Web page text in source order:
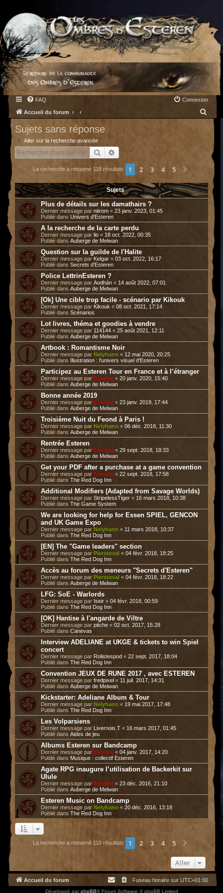
FAQ Connexion
Accueil du forum
c
h
Sujets sans réponse
Aller sur la recherche avancée
Rechercher
La recherche a retourné 118 résultats 1 2 3 4 5
Sujets
Plus de détails sur les damathairs ?
Dernier message par nitrom « 23 janv. 2023, 01:45
Publié dans Univers d'Esteren
A la recherche de la carte perdu
Dernier message par lio « 18 oct. 2022, 00:35
Publié dans Auberge de Melwan
Question sur la guilde de l'Halite
Dernier message par Kelgar « 03 oct. 2022, 16:17
Publié dans Secrets d'Esteren
Police LettrinEsteren ?
Dernier message par Aodhán « 14 août 2022, 07:01
Publié dans Auberge de Melwan
[Ok] Une cible trop facile - scénario par Kikouk
Dernier message par Kikouk « 08 oct. 2021, 17:14
Publié dans Scénarios
Lot livres, théma et goodies à vendre
Dernier message par 114144 « 25 août 2021, 12:11
Publié dans Auberge de Melwan
Artbook : Romantisme Noir
Dernier message par Nelyhann « 12 mai 2020, 20:25
Publié dans
Illustration : l'univers visuel d'Esteren
Participez au Esteren Tour en France et à l’étranger
Dernier message par Esteren « 20 janv. 2020, 15:40
Publié dans Auberge de Melwan
Bonne année 2019
Dernier message par Esteren « 23 janv. 2019, 17:44
Publié dans Auberge de Melwan
Troisième Nuit du Feond à Paris !
Dernier message par Nelyhann « 06 déc. 2018, 11:30
Publié dans Auberge de Melwan
Rentrée Esteren
Dernier message par Esteren « 29 sept. 2018, 18:33
Publié dans Auberge de Melwan
Get your PDF after a purchase at a game convention
Dernier message par Esteren « 22 sept. 2018, 17:58
Publié dans The Red Dog Inn
Additional Modifiers (Adapted from Savage Worlds)
Dernier message par StripelessTiger « 16 mars 2018, 10:38
Publié dans The Game System
We are looking for help for Essen SPIEL, GENCON
and UK Game Expo
Dernier message par Nelyhann « 11 mars 2018, 10:37
Publié dans The Red Dog Inn
[EN] The "Game leaders" section
Dernier message par Pierstoval « 04 févr. 2018, 18:25
Publié dans The Red Dog Inn
Accès au forum des meneurs "Secrets d'Esteren"
Dernier message par Pierstoval « 04 févr. 2018, 18:22
Publié dans Auberge de Melwan
LFG: SoE - Warlords
Dernier message par Iseir « 04 févr. 2018, 00:59
Publié dans The Red Dog Inn
[OK] Hantise à l'angarde de Viltre
Dernier message par pitche « 02 oct. 2017, 15:28
Publié dans Canevas
Interview ADELIANE at UKGE & tickets to win Spiel
concert
Dernier message par Rolistespod « 22 sept. 2017, 18:04
Publié dans The Red Dog Inn
Convention JEUX DE RUNE 2017 , avec ESTEREN
Dernier message par fredpixel « 11 juil. 2017, 14:31
Publié dans Auberge de Melwan
Kickstarter: Adeliane Album & Tour
Dernier message par Nelyhann « 19 mai 2017, 17:48
Publié dans The Red Dog Inn
Les Volparsiens
Dernier message par Livernois.T « 16 mars 2017, 01:45
Publié dans Aides de jeu
Albums Esteren sur Bandcamp
Dernier message par Esteren « 04 janv. 2017, 14:20
Publié dans Musique : collectif Esteren
Agate RPG inaugure l’utilisation de Backerkit sur
Ulule
Dernier message par Esteren « 23 déc. 2016, 21:10
Publié dans Auberge de Melwan
Esteren Music on Bandcamp
Dernier message par Nelyhann « 20 déc. 2016, 13:18
Publié dans The Red Dog Inn
La recherche a retourné 118 résultats 1 2 3 4 5
Aller
Accueil du forum Fuseau horaire sur UTC+01:00
Développé par phpBB® Forum Software © phpBB Limited